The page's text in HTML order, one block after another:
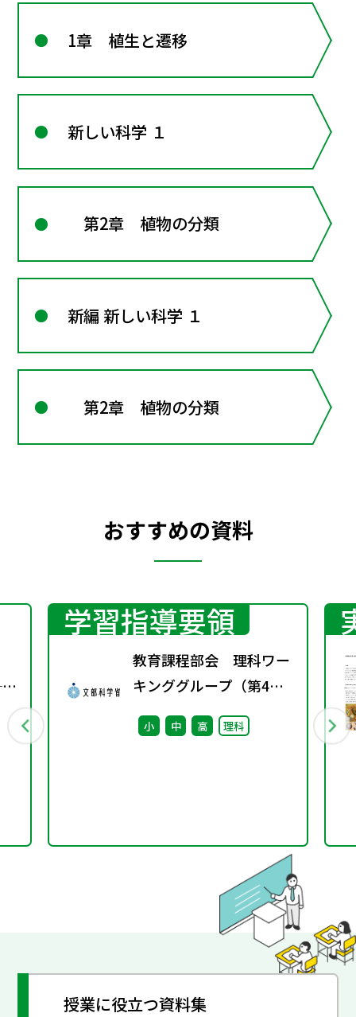
1章 植生と遷移
新しい科学 １
第2章 植物の分類
新編 新しい科学 １
第2章 植物の分類
おすすめの資料
学習指導要領
教育課程部会 理科ワー
キンググループ（第4
回） 配付資料
小 中 高 理科
授業に役立つ資料集